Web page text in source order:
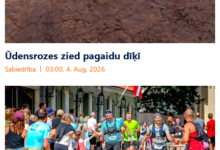
Ūdensrozes zied pagaidu dīķī
Sabiedrība 03:00, 4. Aug, 2026